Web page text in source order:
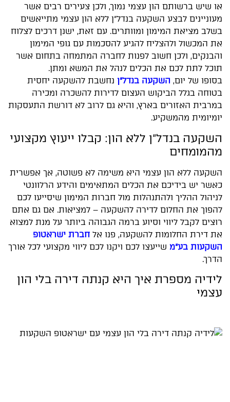
או שיש ברשותם הון עצמי נמוך, ולכן צעירים רבים אשר
מעוניינים לבצע השקעה בנדל"ן ללא הון עצמי מתייאשים
בשלב מציאת המימון ומוותרים. עם זאת, ישנן דרכים לצלוח
את המכשול ולהצליח להגיע להסכמות עם גופי המימון
והבנקים, ולכן חשוב לפנות לחברה המתמחה בתחום אשר
תוכל לתת לכם את הכלים לנהל את המשא ומתן.
בסופו של יום, השקעה בנדל"ן נחשבת להשקעה יחסית
בטוחה בגלל הביקוש העצום לדירות להשכרה ומכירה
במרבית האזורים בארץ, והיא גם לרוב לא דורשת התעסקות
יומיומית מהמשקיע.
השקעה בנדל״ן ללא הון: קבלו ייעוץ מקצועי
מהמומחים
השקעה ללא הון עצמי היא משימה לא פשוטה, אך אפשרית
כאשר יש בידיכם את הכלים המתאימים והידע הרלוונטי
לניהול ההליך ולהתנהלות מול חברות המימון שיסייעו לכם
להפוך את החלום לדירה להשקעה – למציאות. אם גם אתם
רוצים לקבל ליווי וסיוע ברמה הגבוהה ביותר על מנת למצוא
את דירת החלומות להשקעה, פנו אל חברת ישראטופ
השקעות בע"מ שייעצו לכם ויקנו לכם ליווי מקצועי לכל אורך
הדרך.
לידיה מספרת איך היא קנתה דירה בלי הון
עצמי